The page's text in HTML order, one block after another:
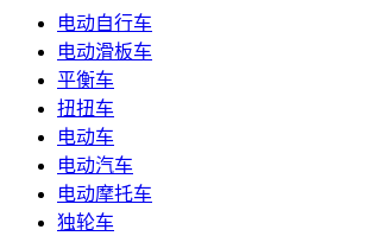
电动自行车
电动滑板车
平衡车
扭扭车
电动车
电动汽车
电动摩托车
独轮车